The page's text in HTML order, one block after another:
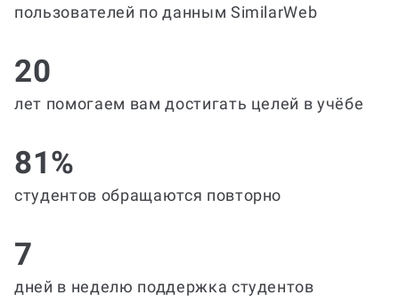
пользователей по данным SimilarWeb
20
лет помогаем вам достигать целей в учёбе
81%
студентов обращаются повторно
7
дней в неделю поддержка студентов